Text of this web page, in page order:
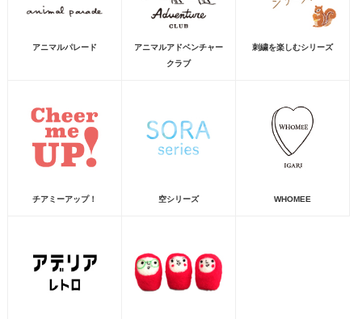
アニマルパレード
アニマルアドベンチャー
クラブ
刺繍を楽しむシリーズ
チアミーアップ！ 空シリーズ WHOMEE